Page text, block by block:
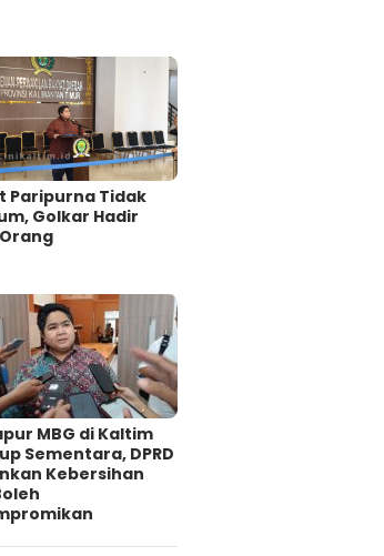
Paripurna Tidak
Golkar Hadir
MBG di Kaltim
Sementara, DPRD
Kebersihan